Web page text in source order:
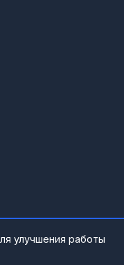
защищены.
улучшения работы